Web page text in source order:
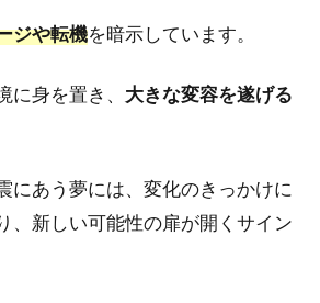
ジや転機を暗示しています。
に身を置き、 大きな変容を遂げる
にあう夢には、変化のきっかけに
、新しい可能性の扉が開くサイン